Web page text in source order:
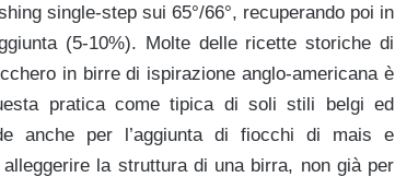
single-step sui 65°/66°, recuperando poi in
(5-10%). Molte delle ricette storiche di
in birre di ispirazione anglo-americana è
pratica come tipica di soli stili belgi ed
anche per l’aggiunta di fiocchi di mais e
la struttura di una birra, non già per